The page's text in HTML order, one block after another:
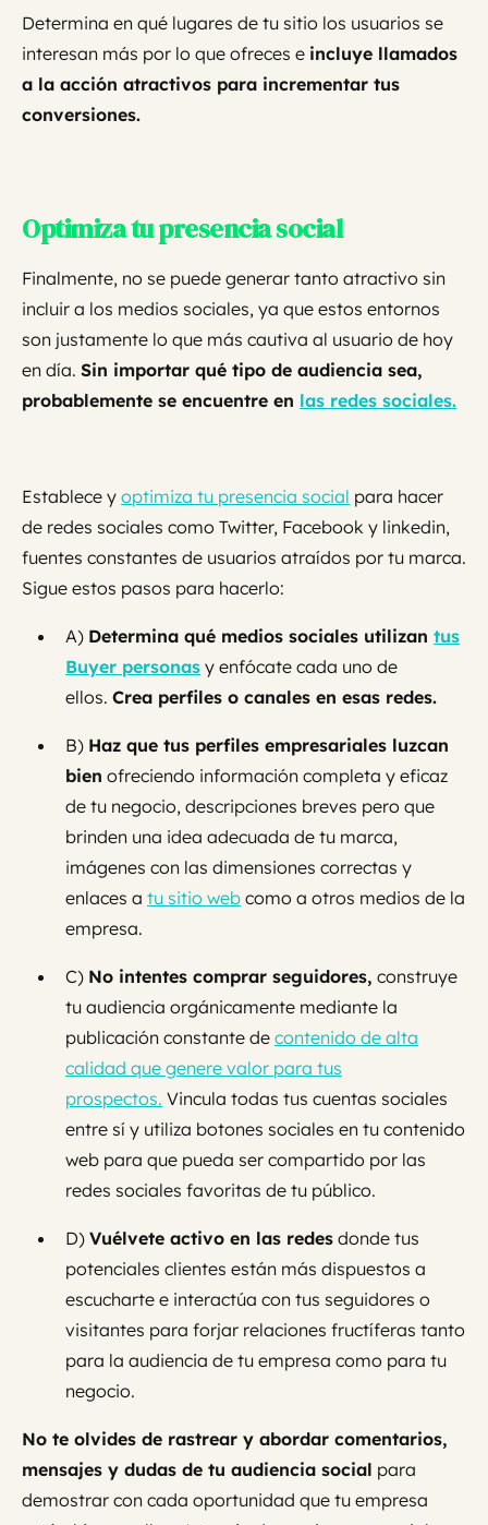
Determina en qué lugares de tu sitio los usuarios se
interesan más por lo que ofreces e incluye llamados
a la acción atractivos para incrementar tus
conversiones.
Optimiza tu presencia social
Finalmente, no se puede generar tanto atractivo sin
incluir a los medios sociales, ya que estos entornos
son justamente lo que más cautiva al usuario de hoy
en día. Sin importar qué tipo de audiencia sea,
probablemente se encuentre en las redes sociales.
Establece y optimiza tu presencia social para hacer
de redes sociales como Twitter, Facebook y linkedin,
fuentes constantes de usuarios atraídos por tu marca.
Sigue estos pasos para hacerlo:
A) Determina qué medios sociales utilizan tus
Buyer personas y enfócate cada uno de
ellos. Crea perfiles o canales en esas redes.
B) Haz que tus perfiles empresariales luzcan
bien ofreciendo información completa y eficaz
de tu negocio, descripciones breves pero que
brinden una idea adecuada de tu marca,
imágenes con las dimensiones correctas y
enlaces a tu sitio web como a otros medios de la
empresa.
C) No intentes comprar seguidores, construye
tu audiencia orgánicamente mediante la
publicación constante de contenido de alta
calidad que genere valor para tus
prospectos. Vincula todas tus cuentas sociales
entre sí y utiliza botones sociales en tu contenido
web para que pueda ser compartido por las
redes sociales favoritas de tu público.
D) Vuélvete activo en las redes donde tus
potenciales clientes están más dispuestos a
escucharte e interactúa con tus seguidores o
visitantes para forjar relaciones fructíferas tanto
para la audiencia de tu empresa como para tu
negocio.
No te olvides de rastrear y abordar comentarios,
mensajes y dudas de tu audiencia social para
demostrar con cada oportunidad que tu empresa